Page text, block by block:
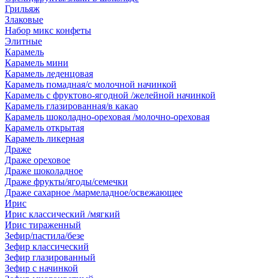
Грильяж
Злаковые
Набор микс конфеты
Элитные
Карамель
Карамель мини
Карамель леденцовая
Карамель помадная/с молочной начинкой
Карамель с фруктово-ягодной /желейной начинкой
Карамель глазированная/в какао
Карамель шоколадно-ореховая /молочно-ореховая
Карамель открытая
Карамель ликерная
Драже
Драже ореховое
Драже шоколадное
Драже фрукты/ягоды/семечки
Драже сахарное /мармеладное/освежающее
Ирис
Ирис классический /мягкий
Ирис тираженный
Зефир/пастила/безе
Зефир классический
Зефир глазированный
Зефир с начинкой